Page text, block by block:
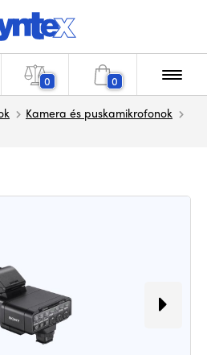
0 0
Kamera és puskamikrofonok